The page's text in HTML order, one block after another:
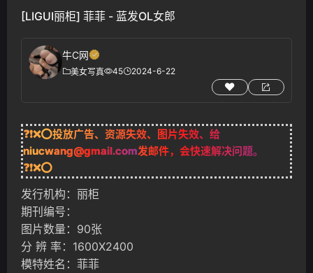
[LIGUI丽柜] 菲菲 - 蓝发OL女郎
牛C网
美女写真 45 2024-6-22
❓❗❌⭕投放广告、资源失效、图片失效、给
niucwang@gmail.com发邮件，会快速解决问题。
❓❗❌⭕
发行机构：丽柜
期刊编号：
图片数量：90张
分 辨 率：1600X2400
模特姓名：菲菲